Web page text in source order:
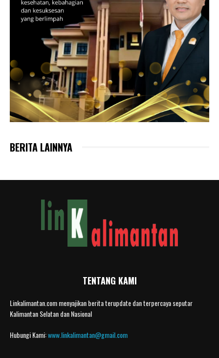
BERITA LAINNYA
TENTANG KAMI
Linkalimantan.com menyajikan berita terupdate dan terpercaya seputar
Kalimantan Selatan dan Nasional
Hubungi Kami:www.linkalimantan@gmail.com